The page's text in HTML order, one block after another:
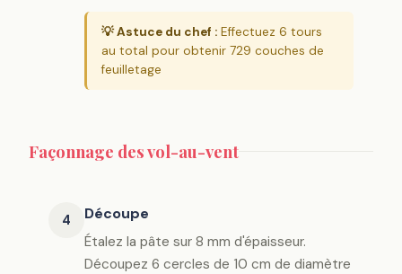
💡 Astuce du chef : Effectuez 6 tours
au total pour obtenir 729 couches de
feuilletage
Façonnage des vol-au-vent
4 Découpe
Étalez la pâte sur 8 mm d'épaisseur.
Découpez 6 cercles de 10 cm de diamètre